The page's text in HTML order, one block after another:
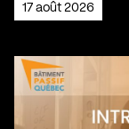
17 août 2026